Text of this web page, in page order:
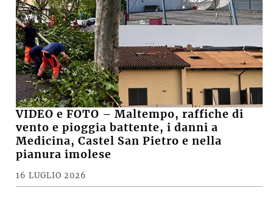
VIDEO e FOTO – Maltempo, raffiche di
vento e pioggia battente, i danni a
Medicina, Castel San Pietro e nella
pianura imolese
16 LUGLIO 2026